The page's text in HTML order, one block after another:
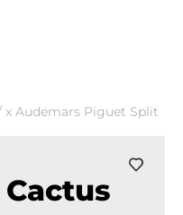
x Audemars Piguet Split